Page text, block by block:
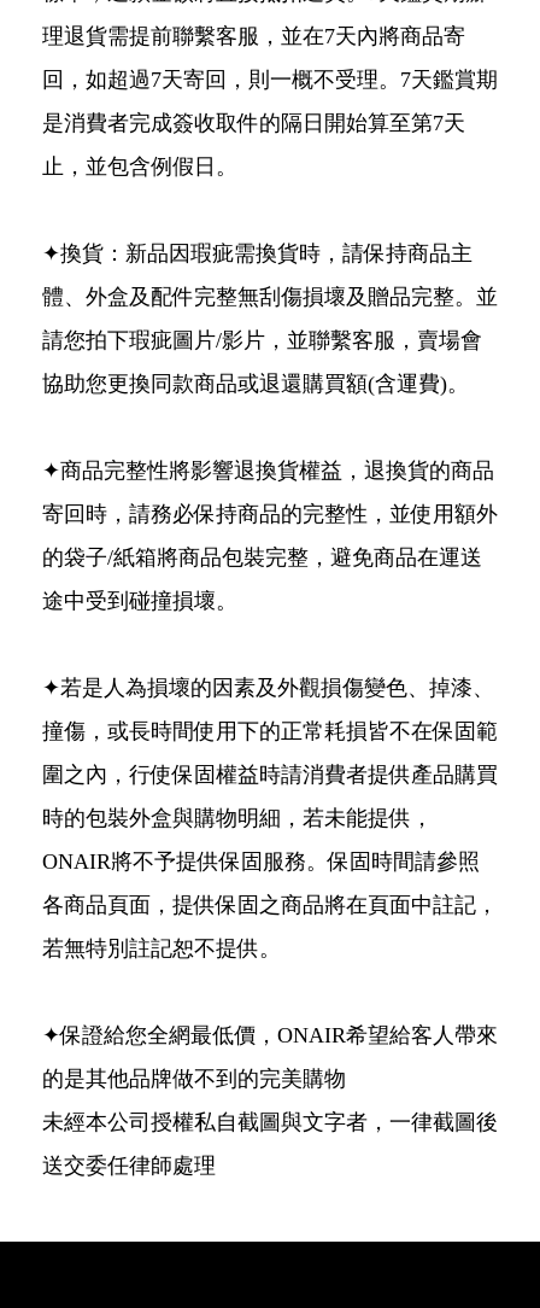
理退貨需提前聯繫客服，並在7天內將商品寄
回，如超過7天寄回，則一概不受理。7天鑑賞期
是消費者完成簽收取件的隔日開始算至第7天
止，並包含例假日。
✦換貨：新品因瑕疵需換貨時，請保持商品主
體、外盒及配件完整無刮傷損壞及贈品完整。並
請您拍下瑕疵圖片/影片，並聯繫客服，賣場會
協助您更換同款商品或退還購買額(含運費)。
✦商品完整性將影響退換貨權益，退換貨的商品
寄回時，請務必保持商品的完整性，並使用額外
的袋子/紙箱將商品包裝完整，避免商品在運送
途中受到碰撞損壞。
✦若是人為損壞的因素及外觀損傷變色、掉漆、
撞傷，或長時間使用下的正常耗損皆不在保固範
圍之內，行使保固權益時請消費者提供產品購買
時的包裝外盒與購物明細，若未能提供，
ONAIR將不予提供保固服務。保固時間請參照
各商品頁面，提供保固之商品將在頁面中註記，
若無特別註記恕不提供。
✦保證給您全網最低價，ONAIR希望給客人帶來
的是其他品牌做不到的完美購物
未經本公司授權私自截圖與文字者，一律截圖後
送交委任律師處理